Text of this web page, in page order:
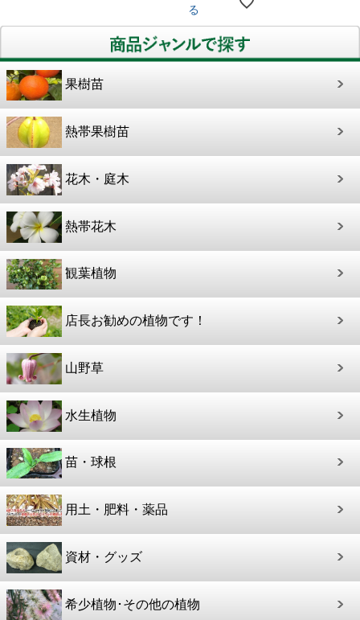
る
果樹苗
熱帯果樹苗
花木・庭木
熱帯花木
観葉植物
店長お勧めの植物です！
山野草
水生植物
苗・球根
用土・肥料・薬品
資材・グッズ
希少植物･その他の植物